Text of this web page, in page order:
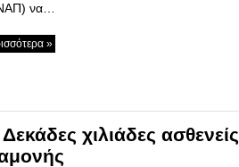
να…
»
χιλιάδες ασθενείς